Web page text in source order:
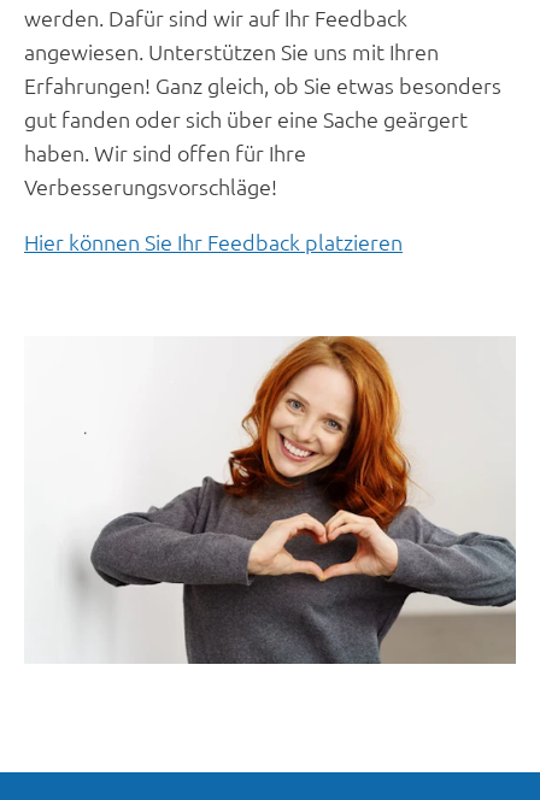
werden. Dafür sind wir auf Ihr Feedback
angewiesen. Unterstützen Sie uns mit Ihren
Erfahrungen! Ganz gleich, ob Sie etwas besonders
gut fanden oder sich über eine Sache geärgert
haben. Wir sind offen für Ihre
Verbesserungsvorschläge!
Hier können Sie Ihr Feedback platzieren